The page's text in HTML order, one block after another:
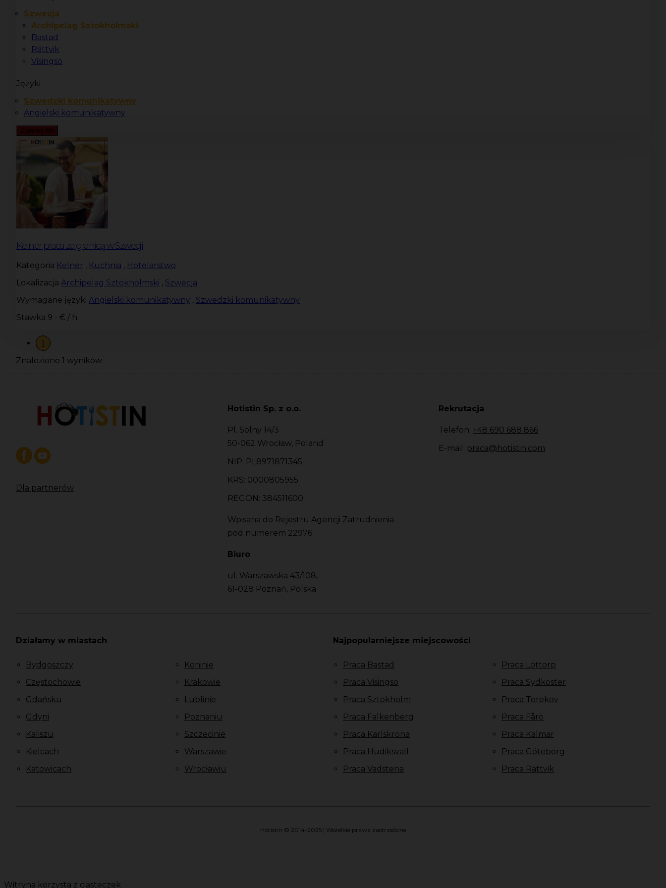
Szwecja
Archipelag Sztokholmski
Bastad
Rättvik
Visingsö
Języki
Szwedzki komunikatywny
Angielski komunikatywny
Zamknij filtr
Kelner praca za granicą w Szwecji
Kategoria Kelner , Kuchnia , Hotelarstwo
Lokalizacja Archipelag Sztokholmski , Szwecja
Wymagane języki Angielski komunikatywny , Szwedzki komunikatywny
Stawka 9 - € / h
1
Znaleziono 1 wyników
Dla partnerów
Hotistin Sp. z o.o.
Pl. Solny 14/3
50-062 Wrocław, Poland
NIP: PL8971871345
KRS: 0000805955
REGON: 384511600
Wpisana do Rejestru Agencji Zatrudnienia
pod numerem 22976
Biuro
ul. Warszawska 43/108,
61-028 Poznań, Polska
Rekrutacja
Telefon: +48 690 688 866
E-mail: praca@hotistin.com
Działamy w miastach
Bydgoszczy
Częstochowie
Gdańsku
Gdyni
Kaliszu
Kielcach
Katowicach
Koninie
Krakowie
Lublinie
Poznaniu
Szczecinie
Warszawie
Wrocławiu
Najpopularniejsze miejscowości
Praca Bastad
Praca Visingsö
Praca Sztokholm
Praca Falkenberg
Praca Karlskrona
Praca Hudiksvall
Praca Vadstena
Praca Löttorp
Praca Sydkoster
Praca Torekov
Praca Fårö
Praca Kalmar
Praca Göteborg
Praca Rättvik
Hotistin © 2014-2025 | Wszelkie prawa zastrzeżone
Witryna korzysta z ciasteczek